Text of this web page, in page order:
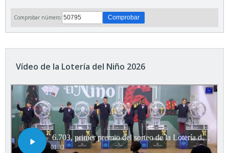
Comprobar número:
Vídeo de la Lotería del Niño 2026